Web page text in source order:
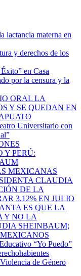
lactancia materna en
y derechos de los
en Casa
por la censura y la
ORAL LA
Y SE QUEDAN EN
Universitario con
Y PERÚ:
MEXICANAS
CLAUDIA
DE LA
3.12% EN JULIO
ES QUE LA
Y NO LA
SHEINBAUM;
“Yo Puedo”
de Género